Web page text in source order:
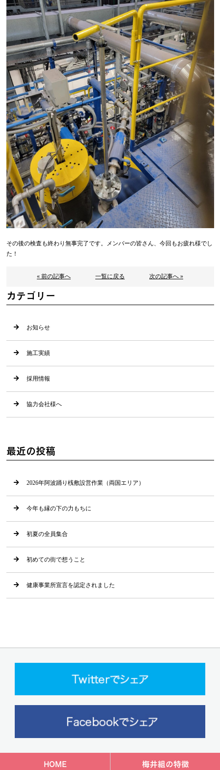
その後の検査も終わり無事完了です。メンバーの皆さん、今回もお疲れ様でし
た！
« 前の記事へ 一覧に戻る 次の記事へ »
カテゴリー
お知らせ
施工実績
採用情報
協力会社様へ
最近の投稿
2026年阿波踊り桟敷設営作業（両国エリア）
今年も縁の下の力もちに
初夏の全員集合
初めての街で想うこと
健康事業所宣言を認定されました
HOME 梅井組の特徴